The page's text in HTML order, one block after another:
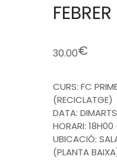
30.00€
CURS: FC
(RECICLATGE)
DATA:
HORARI: 18H00
UBICACIÓ:
(PLANTA